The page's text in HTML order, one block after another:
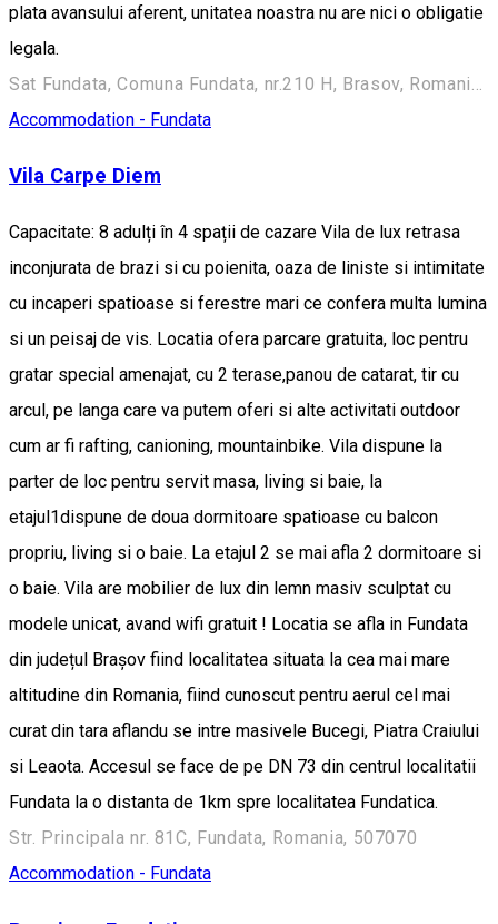
plata avansului aferent, unitatea noastra nu are nici o obligatie
legala.
Accommodation - Fundata
Vila Carpe Diem
Capacitate: 8 adulți în 4 spații de cazare Vila de lux retrasa
inconjurata de brazi si cu poienita, oaza de liniste si intimitate
cu incaperi spatioase si ferestre mari ce confera multa lumina
si un peisaj de vis. Locatia ofera parcare gratuita, loc pentru
gratar special amenajat, cu 2 terase,panou de catarat, tir cu
arcul, pe langa care va putem oferi si alte activitati outdoor
cum ar fi rafting, canioning, mountainbike. Vila dispune la
parter de loc pentru servit masa, living si baie, la
etajul1dispune de doua dormitoare spatioase cu balcon
propriu, living si o baie. La etajul 2 se mai afla 2 dormitoare si
o baie. Vila are mobilier de lux din lemn masiv sculptat cu
modele unicat, avand wifi gratuit ! Locatia se afla in Fundata
din județul Brașov fiind localitatea situata la cea mai mare
altitudine din Romania, fiind cunoscut pentru aerul cel mai
curat din tara aflandu se intre masivele Bucegi, Piatra Craiului
si Leaota. Accesul se face de pe DN 73 din centrul localitatii
Fundata la o distanta de 1km spre localitatea Fundatica.
Str. Principala nr. 81C, Fundata, Romania, 507070
Accommodation - Fundata